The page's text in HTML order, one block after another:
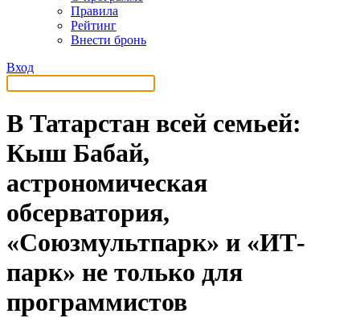
Правила
Рейтинг
Внести бронь
Вход
В Татарстан всей семьей:
Кыш Бабай,
астрономическая
обсерватория,
«Союзмультпарк» и «ИТ-
парк» не только для
программистов